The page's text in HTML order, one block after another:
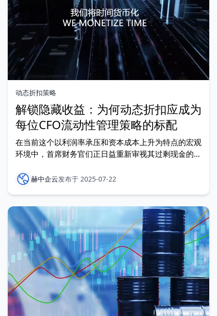
动态折扣策略
解锁隐藏收益：为何动态折扣应成为
每位CFO流动性管理策略的标配
在当前这个以利润率承压和资本成本上升为特点的宏观
环境中，首席财务官们正日益重新审视其过剩现金的管
益，但许多财务领导者却忽略了最具潜力的、未被充分
利用的“稳赚”收益来源之一：动态折扣。 In a macro
赫中企云发布于 2025-07-22